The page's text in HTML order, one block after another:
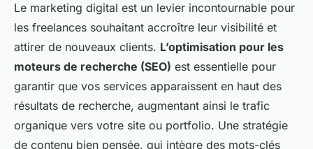
Le marketing digital est un levier incontournable pour
les freelances souhaitant accroître leur visibilité et
attirer de nouveaux clients. L’optimisation pour les
moteurs de recherche (SEO) est essentielle pour
garantir que vos services apparaissent en haut des
résultats de recherche, augmentant ainsi le trafic
organique vers votre site ou portfolio. Une stratégie
de contenu bien pensée, qui intègre des mots-clés